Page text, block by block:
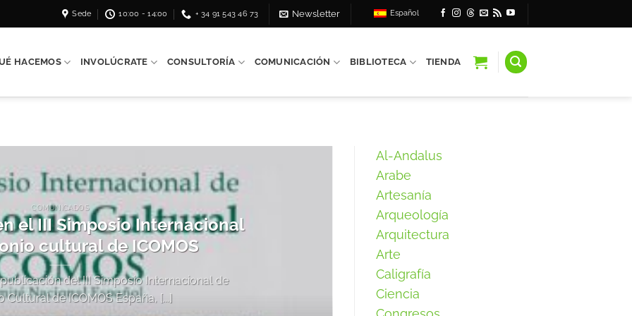
Sede 10:00 - 14:00 + 34 91 543 46 73 Newsletter Español
HACEMOS INVOLÚCRATE CONSULTORÍA COMUNICACIÓN BIBLIOTECA TIENDA
COMUNICADOS
el III Simposio Internacional
cultural de ICOMOS
del III Simposio Internacional de
Cultural de ICOMOS España, [...]
Al-Andalus
Arabe
Artesanía
Arqueología
Arquitectura
Arte
Caligrafía
Ciencia